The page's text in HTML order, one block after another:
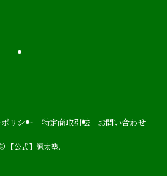
リシー 特定商取引法 お問い合わせ
【公式】源太塾.